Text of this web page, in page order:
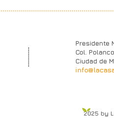
Presidente
Col. Polanco
Ciudad de
2025 by